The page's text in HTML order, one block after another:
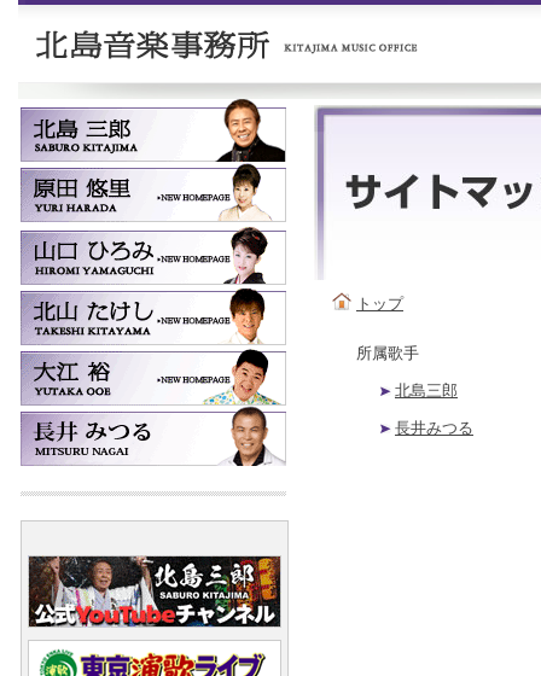
トップ
所属歌手
北島三郎
長井みつる